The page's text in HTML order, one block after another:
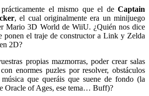
el mismo que el de Captain
, el cual originalmente era un minijuego
Mario 3D World de WiiU. ¿Quién nos dice
ponen el traje de constructor a Link y Zelda
2D?
propias mazmorras, poder crear salas
enormes puzles por resolver, obstáculos
que queráis que suene de fondo (la
Oracle of Ages, ese tema… Buff)?